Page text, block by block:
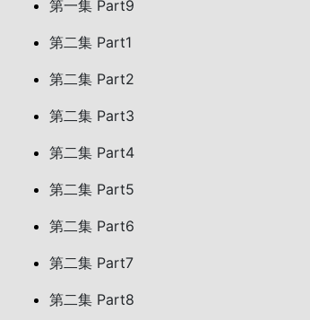
第一集 Part9
第二集 Part1
第二集 Part2
第二集 Part3
第二集 Part4
第二集 Part5
第二集 Part6
第二集 Part7
第二集 Part8